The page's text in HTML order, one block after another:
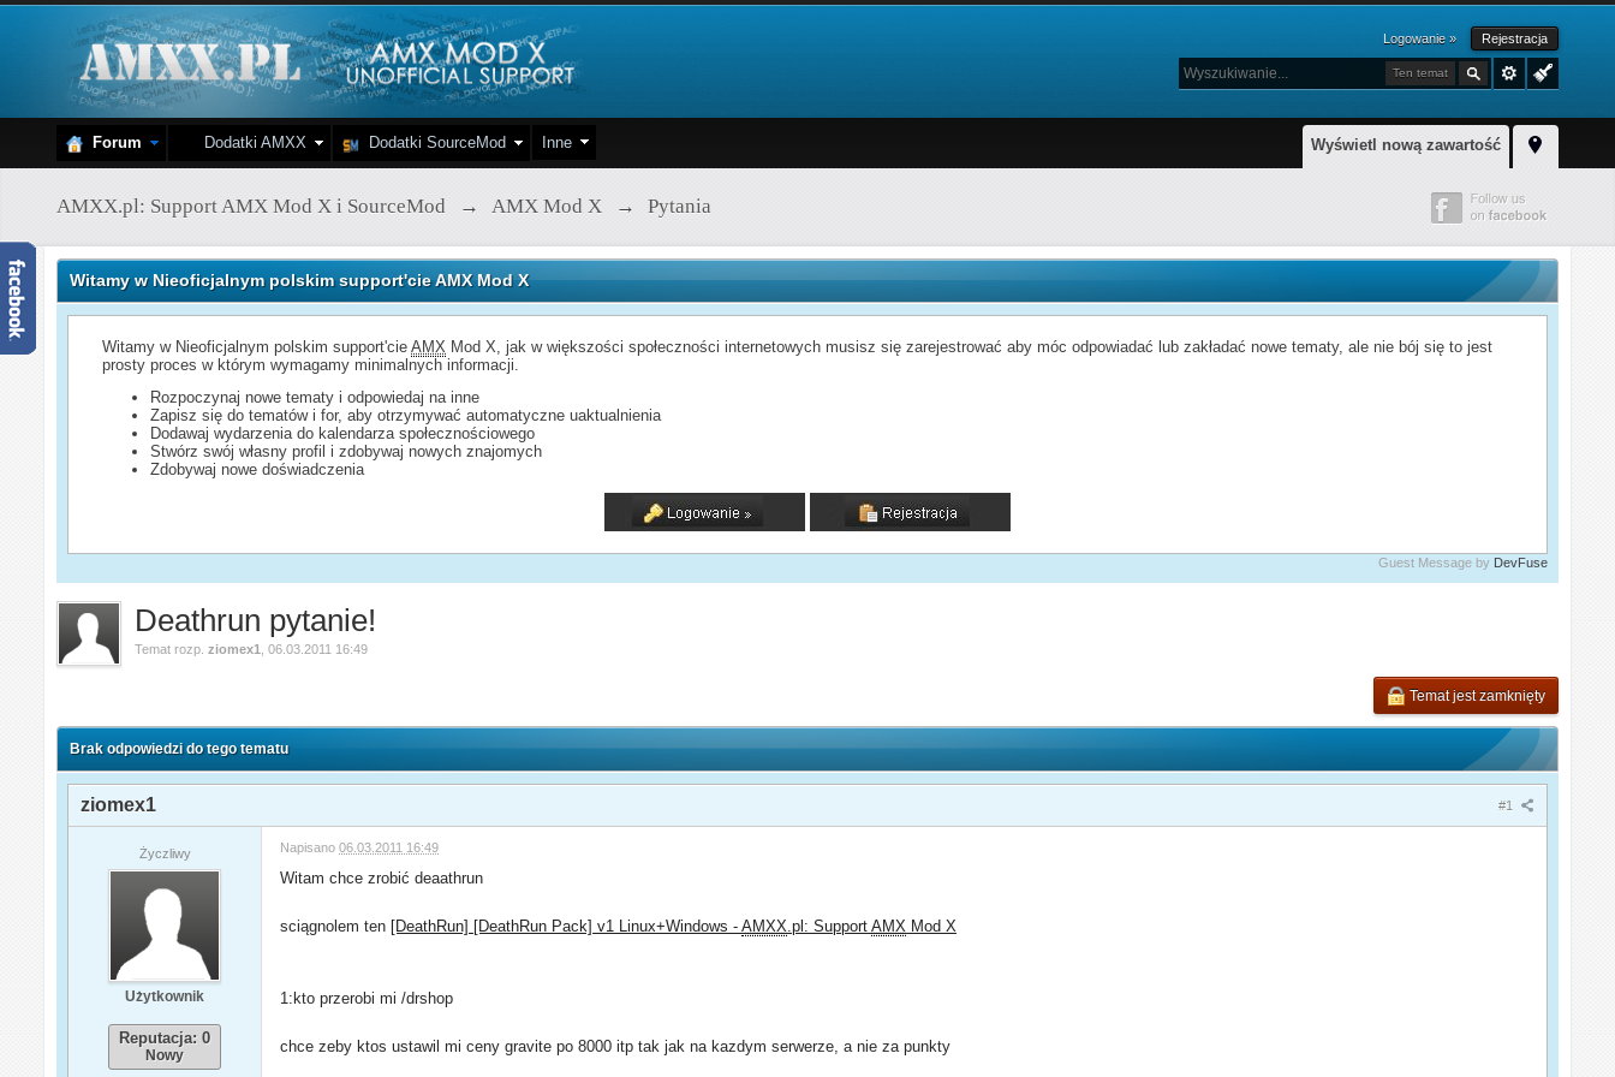
Logowanie » Rejestracja
Ten temat
Wyświetl nową zawartość
Forum Dodatki AMXX Dodatki SourceMod Inne
AMXX.pl: Support AMX Mod X i SourceMod → AMX Mod X → Pytania
Witamy w Nieoficjalnym polskim support'cie AMX Mod X
Witamy w Nieoficjalnym polskim support'cieAMX Mod X, jak w większości społeczności internetowych musisz się zarejestrować aby móc odpowiadać lub zakładać nowe tematy, ale nie bój się to jest
prosty proces w którym wymagamy minimalnych informacji.
Rozpoczynaj nowe tematy i odpowiedaj na inne
Zapisz się do tematów i for, aby otrzymywać automatyczne uaktualnienia
Dodawaj wydarzenia do kalendarza społecznościowego
Stwórz swój własny profil i zdobywaj nowych znajomych
Zdobywaj nowe doświadczenia
Guest Message by DevFuse
Deathrun pytanie!
Temat rozp.ziomex1 ,06.03.2011 16:49
Temat jest zamknięty
Brak odpowiedzi do tego tematu
#1
ziomex1
Życzliwy
Użytkownik
Reputacja: 0
Nowy
Napisano06.03.2011 16:49
Witam chce zrobić deaathrun
sciągnolem ten [DeathRun] [DeathRun Pack] v1 Linux+Windows -AMXX .pl: SupportAMX Mod X
1:kto przerobi mi /drshop
chce zeby ktos ustawil mi ceny gravite po 8000 itp tak jak na kazdym serwerze, a nie za punkty